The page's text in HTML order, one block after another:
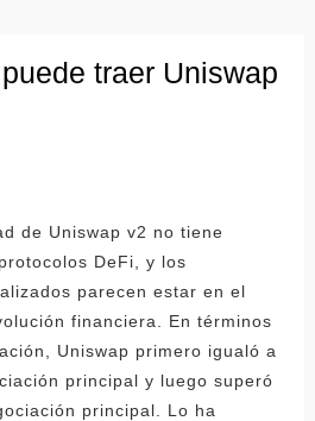
traer Uniswap
de Uniswap v2 no tiene
DeFi, y los
parecen estar en el
financiera. En términos
Uniswap primero igualó a
principal y luego superó
principal. Lo ha